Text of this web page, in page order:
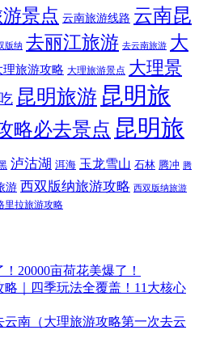
景点 云南旅游线路 云南昆
版纳 去丽江旅游 去云南旅游 大
理旅游攻略 大理旅游景点 大理景
昆明旅游 昆明旅
略必去景点 昆明旅
泸沽湖 洱海 玉龙雪山 石林 腾冲 腾
游 西双版纳旅游攻略 西双版纳旅游
里拉旅游攻略
20000亩荷花美爆了！
略｜四季玩法全覆盖！11大核心
南（大理旅游攻略第一次去云